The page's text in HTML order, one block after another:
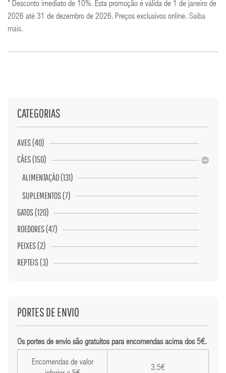
* Desconto imediato de 10%. Esta promoção é válida de 1 de janeiro de
2026 até 31 de dezembro de 2026. Preços exclusivos online. Saiba
mais.
CATEGORIAS
AVES (40)
CÃES (150)
ALIMENTAÇÃO (131)
SUPLEMENTOS (7)
GATOS (120)
ROEDORES (47)
PEIXES (2)
REPTEIS (3)
PORTES DE ENVIO
Os portes de envio são gratuitos para encomendas acima dos 5€.
Encomendas de valor
3.5€